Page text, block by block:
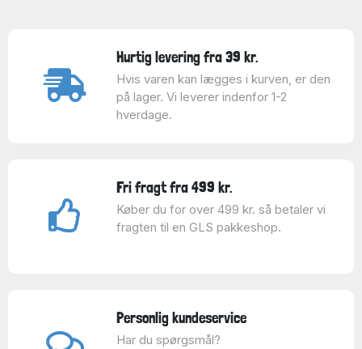
Hurtig levering fra 39 kr.
Hvis varen kan lægges i kurven, er den
på lager. Vi leverer indenfor 1-2
hverdage.
Fri fragt fra 499 kr.
Køber du for over 499 kr. så betaler vi
fragten til en GLS pakkeshop.
Personlig kundeservice
Har du spørgsmål?